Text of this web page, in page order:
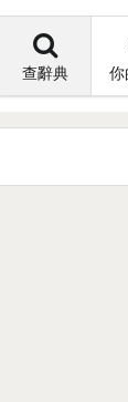
查辭典 你